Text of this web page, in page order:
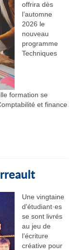
offrira dès
l’automne
2026 le
nouveau
programme
Techniques
formation se
et finance
Une vingtaine
d'étudiant·es
se sont livrés
au jeu de
l’écriture
créative pour